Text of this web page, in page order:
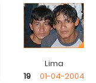
Lima
19
01-04-2004